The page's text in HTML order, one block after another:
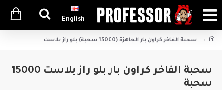
English
سحبة الفاخر كراون بار الجاهزة (15000 سحبة) بلو راز بلاست
سحبة الفاخر كراون بار بلو راز بلاست 15000
سحبة